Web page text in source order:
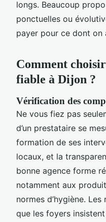
longs. Beaucoup
ponctuelles ou
payer pour ce dont on
Comment
fiable à Dijon ?
Vérification des
Ne vous fiez pas
d’un prestataire se
formation de ses
locaux, et la
bonne agence forme
notamment aux
normes d’hygiène.
que les foyers